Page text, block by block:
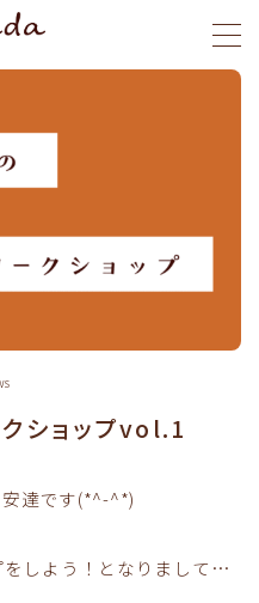
ショップvol.1
達です(*^-^*)
しよう！となりまして…